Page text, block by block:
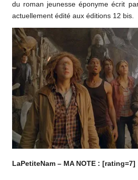
du roman jeunesse éponyme écrit
actuellement édité aux éditions 12 bis.
LaPetiteNam – MA NOTE : [rating=7]